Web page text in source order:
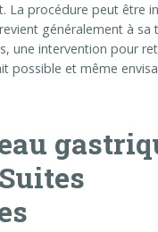
La procédure peut être
généralement à sa
une intervention pour
possible et même